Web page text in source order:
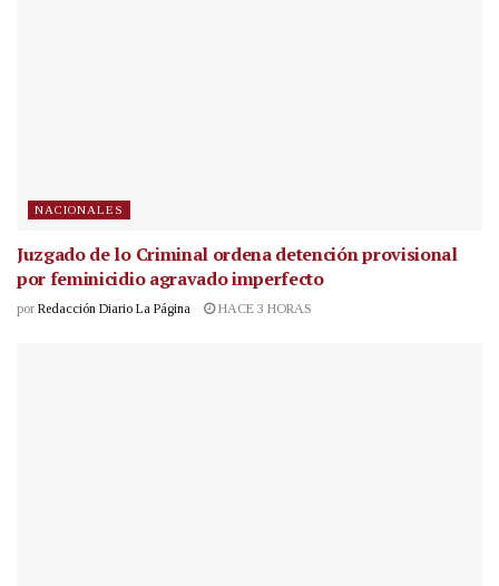
NACIONALES
Juzgado de lo Criminal ordena detención provisional
por feminicidio agravado imperfecto
por Redacción Diario La Página HACE 3 HORAS